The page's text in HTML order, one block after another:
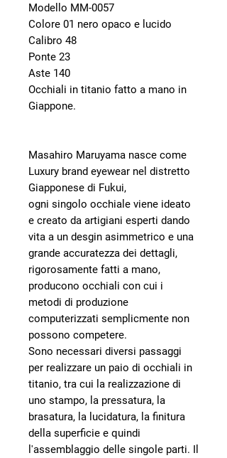
Modello MM-0057
Colore 01 nero opaco e lucido
Calibro 48
Ponte 23
Aste 140
Occhiali in titanio fatto a mano in
Giappone.
Masahiro Maruyama nasce come
Luxury brand eyewear nel distretto
Giapponese di Fukui,
ogni singolo occhiale viene ideato
e creato da artigiani esperti dando
vita a un desgin asimmetrico e una
grande accuratezza dei dettagli,
rigorosamente fatti a mano,
producono occhiali con cui i
metodi di produzione
computerizzati semplicmente non
possono competere.
Sono necessari diversi passaggi
per realizzare un paio di occhiali in
titanio, tra cui la realizzazione di
uno stampo, la pressatura, la
brasatura, la lucidatura, la finitura
della superficie e quindi
l'assemblaggio delle singole parti. Il